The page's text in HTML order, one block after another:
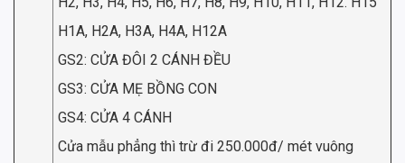
H1A, H2A, H3A, H4A, H12A
GS2: CỬA ĐÔI 2 CÁNH ĐỀU
GS3: CỬA MẸ BỒNG CON
GS4: CỬA 4 CÁNH
Cửa mẫu phẳng thì trừ đi 250.000đ/ mét vuông